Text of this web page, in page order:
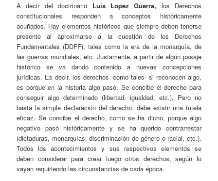
A decir del doctrinario Luis Lopez Guerra, los Derechos
constitucionales responden a conceptos históricamente
acuñados. Hay elementos históricos que siempre deben tenerse
presente al aproximarse a la cuestión de los Derechos
Fundamentales (DDFF), tales como la era de la monarquía, de
las guerras mundiales, etc. Justamente, a partir de algún pasaje
histórico se va dando contenido a nuevas concepciones
jurídicas. Es decir, los derechos -como tales- si reconocen algo,
es porque en la historia algo pasó. Se concibe el derecho para
conseguir algo determinado (libertad, igualdad, etc.). Pero no
basta la simple declaración del derecho, debe existir una tutela
eficaz. Se concibe el derecho, como se ha dicho, porque algo
negativo pasó históricamente y se ha querido contrarrestar
(dictaduras, monarquías, discriminación de género o racial, etc.).
Todos los acontecimientos y sus respectivos elementos se
deben considerar para crear luego otros derechos, según lo
vayan requiriendo las circunstancias de cada época.